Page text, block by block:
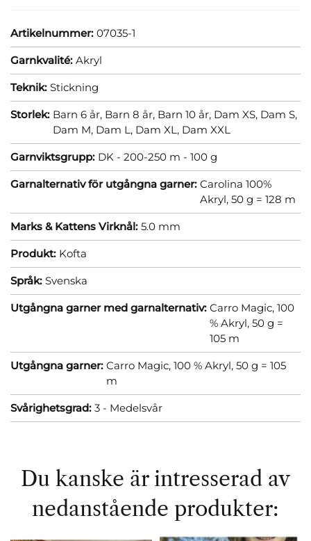
Artikelnummer: 07035-1
Garnkvalité: Akryl
Teknik: Stickning
Storlek: Barn 6 år, Barn 8 år, Barn 10 år, Dam XS, Dam S,
Dam M, Dam L, Dam XL, Dam XXL
Garnviktsgrupp: DK - 200-250 m - 100 g
Garnalternativ för utgångna garner: Carolina 100%
Akryl, 50 g = 128 m
Marks & Kattens Virknål: 5.0 mm
Produkt: Kofta
Språk: Svenska
Utgångna garner med garnalternativ: Carro Magic, 100
% Akryl, 50 g =
105 m
Utgångna garner: Carro Magic, 100 % Akryl, 50 g = 105
m
Svårighetsgrad: 3 - Medelsvår
Du kanske är intresserad av
nedanstående produkter: